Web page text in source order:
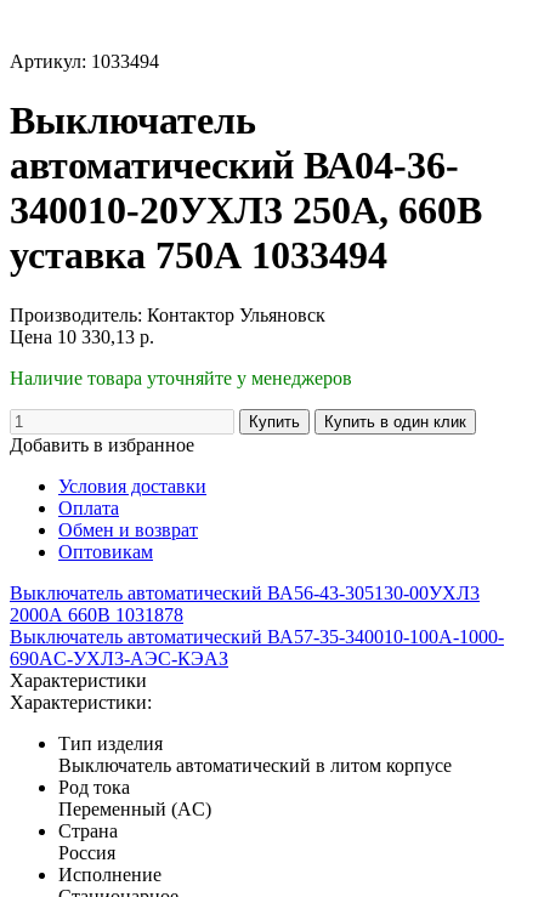
Артикул: 1033494
Выключатель
автоматический ВА04-36-
340010-20УХЛ3 250А, 660В
уставка 750А 1033494
Производитель: Контактор Ульяновск
Цена 10 330,13 р.
Наличие товара уточняйте у менеджеров
Добавить в избранное
Условия доставки
Оплата
Обмен и возврат
Оптовикам
Выключатель автоматический ВА56-43-305130-00УХЛ3
2000А 660В 1031878
Выключатель автоматический ВА57-35-340010-100А-1000-
690AC-УХЛ3-АЭС-КЭАЗ
Характеристики
Характеристики:
Тип изделия
Выключатель автоматический в литом корпусе
Род тока
Переменный (AC)
Страна
Россия
Исполнение